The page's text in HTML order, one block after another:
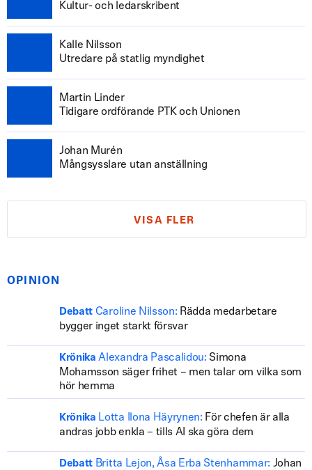
Kultur- och ledarskribent
Kalle Nilsson
Utredare på statlig myndighet
Martin Linder
Tidigare ordförande PTK och Unionen
Johan Murén
Mångsysslare utan anställning
VISA FLER
OPINION
Debatt Caroline Nilsson: Rädda medarbetare
bygger inget starkt försvar
Krönika Alexandra Pascalidou: Simona
Mohamsson säger frihet – men talar om vilka som
hör hemma
Krönika Lotta Ilona Häyrynen: För chefen är alla
andras jobb enkla – tills AI ska göra dem
Debatt Britta Lejon, Åsa Erba Stenhammar: Johan